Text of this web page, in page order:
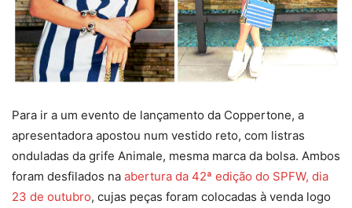
Para ir a um evento de lançamento da Coppertone, a
apresentadora apostou num vestido reto, com listras
onduladas da grife Animale, mesma marca da bolsa. Ambos
foram desfilados na abertura da 42ª edição do SPFW, dia
23 de outubro, cujas peças foram colocadas à venda logo